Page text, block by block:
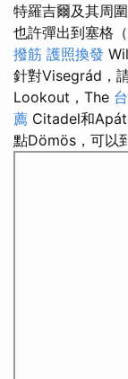
特羅吉爾及其周
也許彈出到塞格
撥筋 護照換發
針對Visegrád，
Lookout，The
薦 Citadel和
點Dömös，可以